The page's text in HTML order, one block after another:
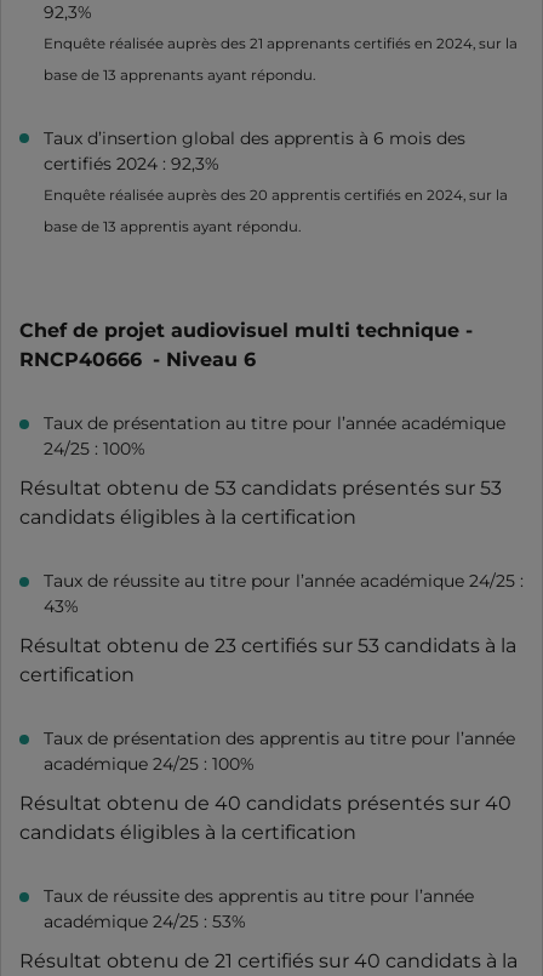
92,3%
Enquête réalisée auprès des 21 apprenants certifiés en 2024, sur la
base de 13 apprenants ayant répondu.
Taux d’insertion global des apprentis à 6 mois des
certifiés 2024 : 92,3%
Enquête réalisée auprès des 20 apprentis certifiés en 2024, sur la
base de 13 apprentis ayant répondu.
Chef de projet audiovisuel multi technique -
RNCP40666 - Niveau 6
Taux de présentation au titre pour l’année académique
24/25 : 100%
Résultat obtenu de 53 candidats présentés sur 53
candidats éligibles à la certification
Taux de réussite au titre pour l’année académique 24/25 :
43%
Résultat obtenu de 23 certifiés sur 53 candidats à la
certification
Taux de présentation des apprentis au titre pour l’année
académique 24/25 : 100%
Résultat obtenu de 40 candidats présentés sur 40
candidats éligibles à la certification
Taux de réussite des apprentis au titre pour l’année
académique 24/25 : 53%
Résultat obtenu de 21 certifiés sur 40 candidats à la